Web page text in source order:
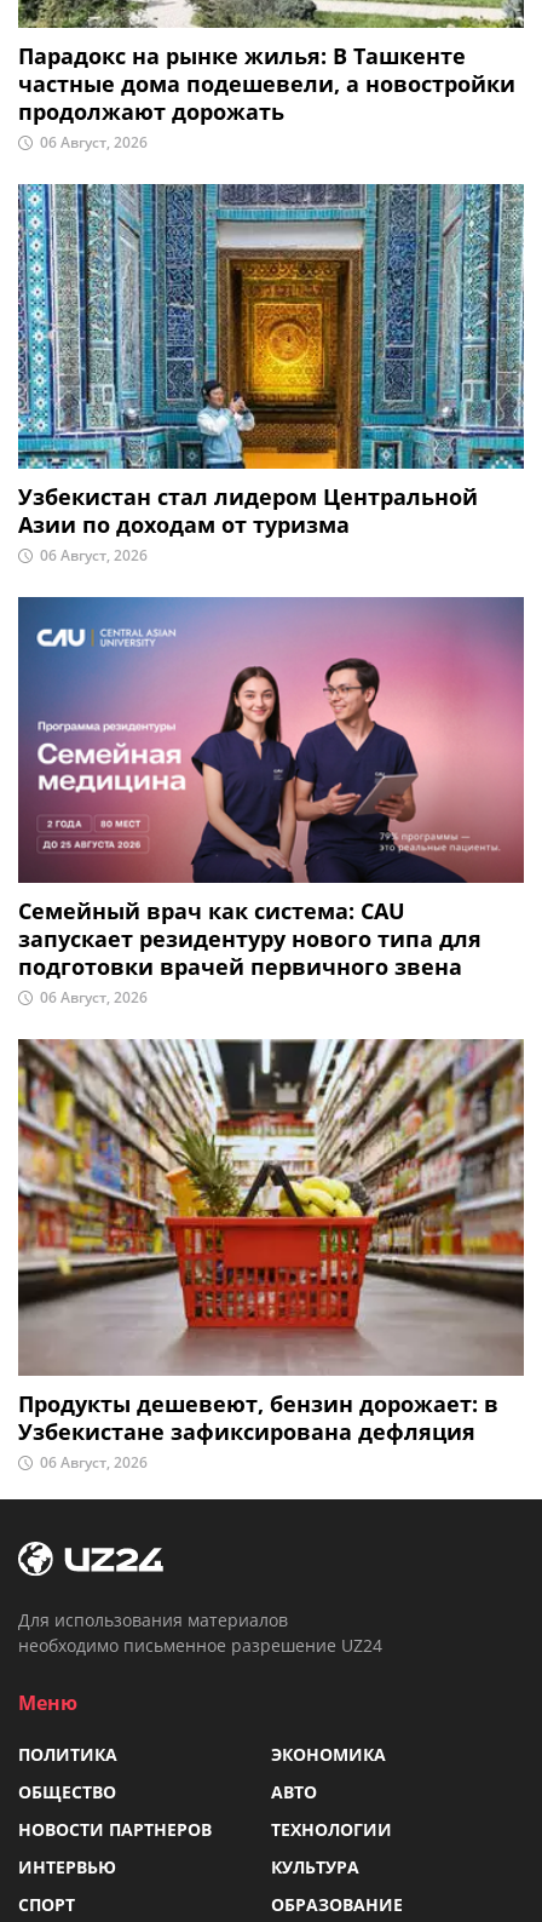
Парадокс на рынке жилья: В Ташкенте
частные дома подешевели, а новостройки
продолжают дорожать
06 Август, 2026
Узбекистан стал лидером Центральной
Азии по доходам от туризма
06 Август, 2026
Семейный врач как система: CAU
запускает резидентуру нового типа для
подготовки врачей первичного звена
06 Август, 2026
Продукты дешевеют, бензин дорожает: в
Узбекистане зафиксирована дефляция
06 Август, 2026
Для использования материалов
необходимо письменное разрешение UZ24
Меню
ПОЛИТИКА
ЭКОНОМИКА
ОБЩЕСТВО
АВТО
НОВОСТИ ПАРТНЕРОВ
ТЕХНОЛОГИИ
ИНТЕРВЬЮ
КУЛЬТУРА
СПОРТ
ОБРАЗОВАНИЕ